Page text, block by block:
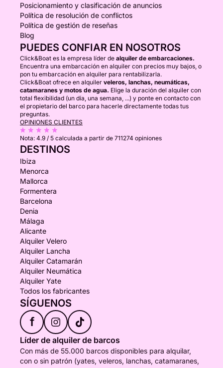
Posicionamiento y clasificación de anuncios
Política de resolución de conflictos
Política de gestión de reseñas
Blog
PUEDES CONFIAR EN NOSOTROS
Click&Boat es la empresa líder de alquiler de embarcaciones.
Encuentra una embarcación en alquiler con precios muy bajos, o
pon tu embarcación en alquiler para rentabilizarla.
Click&Boat ofrece en alquiler veleros, lanchas, neumáticas,
catamaranes y motos de agua. Elige la duración del alquiler con
total flexibilidad (un día, una semana, ...) y ponte en contacto con
el propietario del barco para hacerle directamente todas tus
preguntas.
OPINIONES CLIENTES
Nota: 4.9 / 5 calculada a partir de 711274 opiniones
DESTINOS
Ibiza
Menorca
Mallorca
Formentera
Barcelona
Denia
Málaga
Alicante
Alquiler Velero
Alquiler Lancha
Alquiler Catamarán
Alquiler Neumática
Alquiler Yate
Todos los fabricantes
SÍGUENOS
f
Líder de alquiler de barcos
Con más de 55.000 barcos disponibles para alquilar,
con o sin patrón (yates, veleros, lanchas, catamaranes,